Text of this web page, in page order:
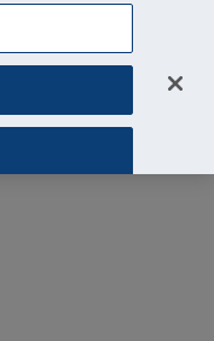
all'area riservata